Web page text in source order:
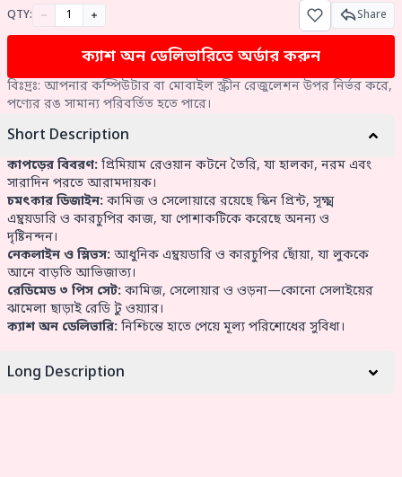
QTY: Share
ক্যাশ অন ডেলিভারিতে অর্ডার করুন
বিঃদ্রঃ: আপনার কম্পিউটার বা মোবাইল স্ক্রীন রেজুলেশন উপর নির্ভর করে,
পণ্যের রঙ সামান্য পরিবর্তিত হতে পারে।
Short Description
কাপড়ের বিবরণ: প্রিমিয়াম রেওয়ান কটনে তৈরি, যা হালকা, নরম এবং
সারাদিন পরতে আরামদায়ক।
চমৎকার ডিজাইন: কামিজ ও সেলোয়ারে রয়েছে স্কিন প্রিন্ট, সূক্ষ্ম
এম্ব্রয়ডারি ও কারচুপির কাজ, যা পোশাকটিকে করেছে অনন্য ও
দৃষ্টিনন্দন।
নেকলাইন ও স্লিভস: আধুনিক এম্ব্রয়ডারি ও কারচুপির ছোঁয়া, যা লুককে
আনে বাড়তি আভিজাত্য।
রেডিমেড ৩ পিস সেট: কামিজ, সেলোয়ার ও ওড়না—কোনো সেলাইয়ের
ঝামেলা ছাড়াই রেডি টু ওয়্যার।
ক্যাশ অন ডেলিভারি: নিশ্চিন্তে হাতে পেয়ে মূল্য পরিশোধের সুবিধা।
Long Description